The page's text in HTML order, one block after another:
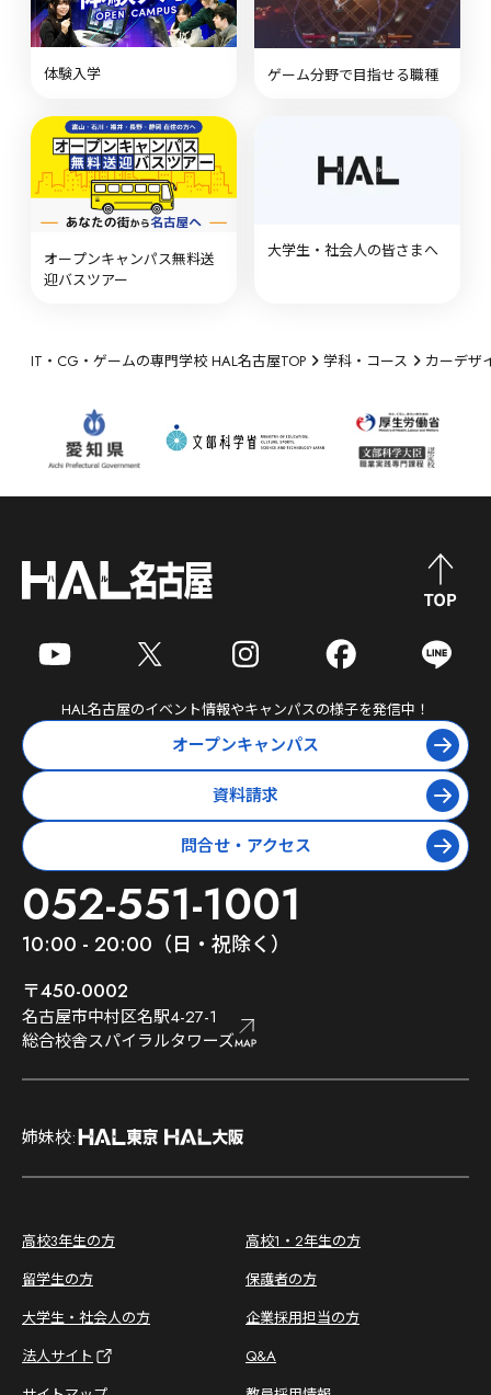
体験入学 ゲーム分野で目指せる職種
オープンキャンパス無料送
迎バスツアー
大学生・社会人の皆さまへ
IT・CG・ゲームの専門学校 HAL名古屋TOP 学科・コース カーデザ
HAL名古屋のイベント情報やキャンパスの様子を発信中！
オープンキャンパス
資料請求
問合せ・アクセス
052-551-1001
10:00 - 20:00（日・祝除く）
〒450-0002
名古屋市中村区名駅4-27-1
総合校舎スパイラルタワーズ
;
姉妹校:
;
高校3年生の方
高校1・2年生の方
留学生の方
保護者の方
大学生・社会人の方
企業採用担当の方
法人サイト
Q&A